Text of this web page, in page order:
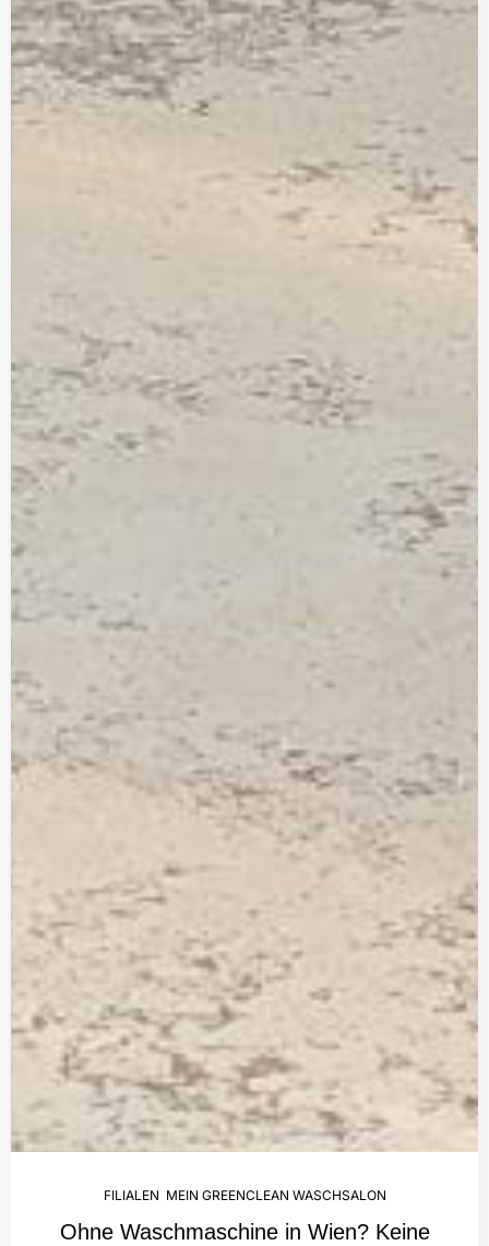
FILIALEN MEIN GREENCLEAN WASCHSALON
Ohne Waschmaschine in Wien? Keine